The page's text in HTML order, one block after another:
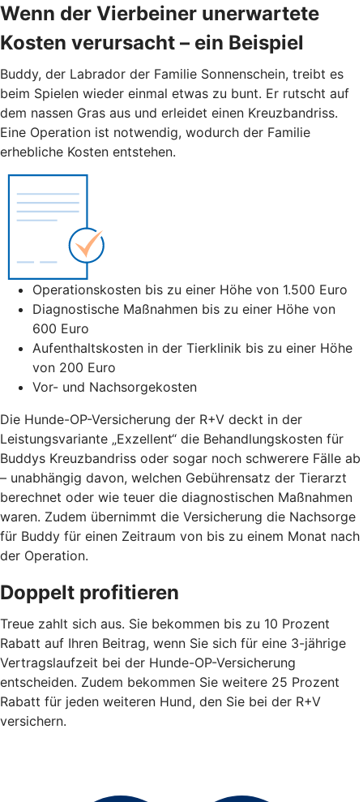
Wenn der Vierbeiner unerwartete
Kosten verursacht – ein Beispiel
Buddy, der Labrador der Familie Sonnenschein, treibt es
beim Spielen wieder einmal etwas zu bunt. Er rutscht auf
dem nassen Gras aus und erleidet einen Kreuzbandriss.
Eine Operation ist notwendig, wodurch der Familie
erhebliche Kosten entstehen.
Operationskosten bis zu einer Höhe von 1.500 Euro
Diagnostische Maßnahmen bis zu einer Höhe von
600 Euro
Aufenthaltskosten in der Tierklinik bis zu einer Höhe
von 200 Euro
Vor- und Nachsorgekosten
Die Hunde-OP-Versicherung der R+V deckt in der
Leistungsvariante „Exzellent“ die Behandlungskosten für
Buddys Kreuzbandriss oder sogar noch schwerere Fälle ab
– unabhängig davon, welchen Gebührensatz der Tierarzt
berechnet oder wie teuer die diagnostischen Maßnahmen
waren. Zudem übernimmt die Versicherung die Nachsorge
für Buddy für einen Zeitraum von bis zu einem Monat nach
der Operation.
Doppelt profitieren
Treue zahlt sich aus. Sie bekommen bis zu 10 Prozent
Rabatt auf Ihren Beitrag, wenn Sie sich für eine 3-jährige
Vertragslaufzeit bei der Hunde-OP-Versicherung
entscheiden. Zudem bekommen Sie weitere 25 Prozent
Rabatt für jeden weiteren Hund, den Sie bei der R+V
versichern.